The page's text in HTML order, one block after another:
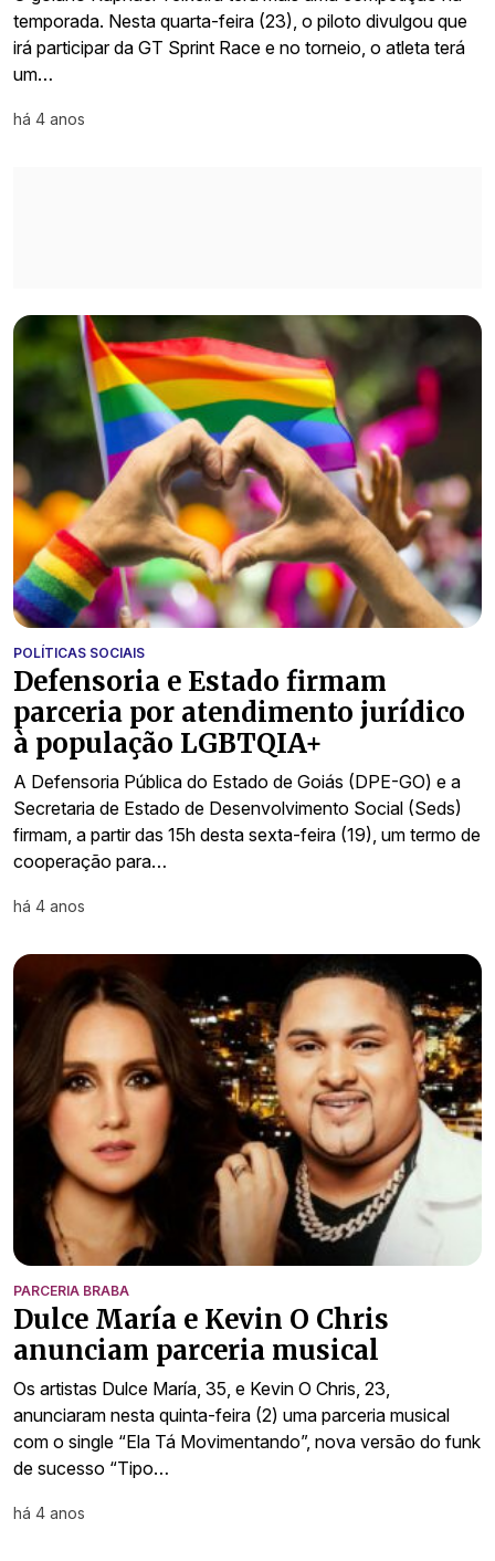
temporada. Nesta quarta-feira (23), o piloto divulgou que
irá participar da GT Sprint Race e no torneio, o atleta terá
um…
há 4 anos
POLÍTICAS SOCIAIS
Defensoria e Estado firmam
parceria por atendimento jurídico
à população LGBTQIA+
A Defensoria Pública do Estado de Goiás (DPE-GO) e a
Secretaria de Estado de Desenvolvimento Social (Seds)
firmam, a partir das 15h desta sexta-feira (19), um termo de
cooperação para…
há 4 anos
PARCERIA BRABA
Dulce María e Kevin O Chris
anunciam parceria musical
Os artistas Dulce María, 35, e Kevin O Chris, 23,
anunciaram nesta quinta-feira (2) uma parceria musical
com o single “Ela Tá Movimentando”, nova versão do funk
de sucesso “Tipo…
há 4 anos